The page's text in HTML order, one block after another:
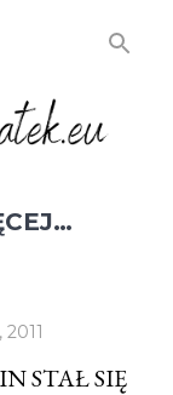
2011
STAŁ SIĘ